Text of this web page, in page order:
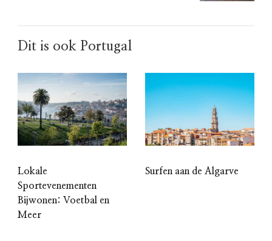
Dit is ook Portugal
Lokale
Sportevenementen
Bijwonen: Voetbal en
Meer
Surfen aan de Algarve